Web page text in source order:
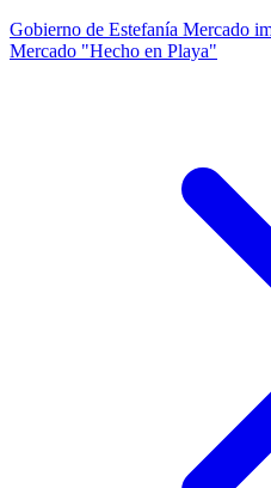
Gobierno de Estefanía Mercado
Mercado "Hecho en Playa"